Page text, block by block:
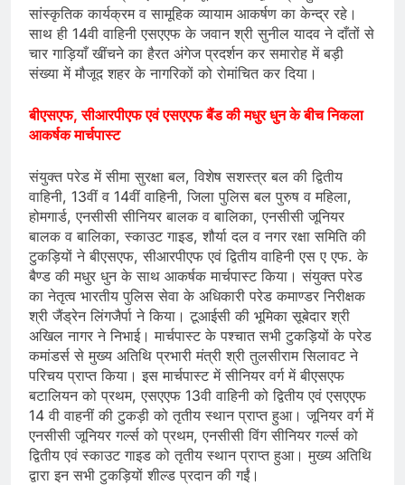
सांस्कृतिक कार्यक्रम व सामूहिक व्यायाम आकर्षण का केन्द्र रहे।
साथ ही 14वी वाहिनी एसएएफ के जवान श्री सुनील यादव ने दाँतों से
चार गाड़ियाँ खींचने का हैरत अंगेज प्रदर्शन कर समारोह में बड़ी
संख्या में मौजूद शहर के नागरिकों को रोमांचित कर दिया।
बीएसएफ, सीआरपीएफ एवं एसएएफ बैंड की मधुर धुन के बीच निकला
आकर्षक मार्चपास्ट
संयुक्त परेड में सीमा सुरक्षा बल, विशेष सशस्त्र बल की द्वितीय
वाहिनी, 13वीं व 14वीं वाहिनी, जिला पुलिस बल पुरुष व महिला,
होमगार्ड, एनसीसी सीनियर बालक व बालिका, एनसीसी जूनियर
बालक व बालिका, स्काउट गाइड, शौर्या दल व नगर रक्षा समिति की
टुकड़ियों ने बीएसएफ, सीआरपीएफ एवं द्वितीय वाहिनी एस ए एफ. के
बैण्ड की मधुर धुन के साथ आकर्षक मार्चपास्ट किया। संयुक्त परेड
का नेतृत्व भारतीय पुलिस सेवा के अधिकारी परेड कमाण्डर निरीक्षक
श्री जैंड्रेन लिंगजैर्पा ने किया। टूआईसी की भूमिका सूबेदार श्री
अखिल नागर ने निभाई। मार्चपास्ट के पश्चात सभी टुकड़ियों के परेड
कमांडर्स से मुख्य अतिथि प्रभारी मंत्री श्री तुलसीराम सिलावट ने
परिचय प्राप्त किया। इस मार्चपास्ट में सीनियर वर्ग में बीएसएफ
बटालियन को प्रथम, एसएएफ 13वी वाहिनी को द्वितीय एवं एसएएफ
14 वी वाहनीं की टुकड़ी को तृतीय स्थान प्राप्त हुआ। जूनियर वर्ग में
एनसीसी जूनियर गर्ल्स को प्रथम, एनसीसी विंग सीनियर गर्ल्स को
द्वितीय एवं स्काउट गाइड को तृतीय स्थान प्राप्त हुआ। मुख्य अतिथि
द्वारा इन सभी टुकड़ियों शील्ड प्रदान की गईं।